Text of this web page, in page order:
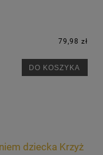
79,98 zł
DO KOSZYKA
dziecka Krzyż